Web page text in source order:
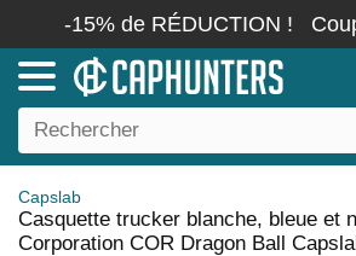
-15% de RÉDUCTION !
Capslab
Casquette trucker blanche, bleue et
Corporation COR Dragon Ball